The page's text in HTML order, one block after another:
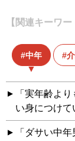
【関連キーワ
中年
「実年齢よ
い身につけて
「ダサい中